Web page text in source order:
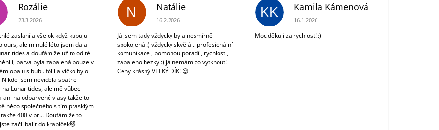
Rozálie
Hodnocení obchodu je 3 z 5 hvězdiček.
23.3.2026
zaslání a vše ok když kupuju
ale minulé léto jsem dala
tides a doufám že už to od té
barva byla zabalená pouze v
obalu s bubl. fólii a víčko bylo
Nikde jsem neviděla špatné
na Lunar tides, ale mě vůbec
ani na odbarvené vlasy takže to
něco společného s tím prasklým
400 v pr... Doufám že to
začli balit do krabiček😼
N Natálie
Hodnocení obchodu je 5 z 5 hvězdiček.
16.2.2026
Já jsem tady vždycky byla nesmírně
spokojená :) vždycky skvělá .. profesionální
komunikace , pomohou poradí , rychlost ,
zabaleno hezky :) já nemám co vytknout!
Ceny krásný VELKÝ DÍK! 😉
KK Kamila Kámenová
Hodnocení obchodu je 5 z 5 hvězdiček.
16.1.2026
Moc děkuji za rychlost! :)